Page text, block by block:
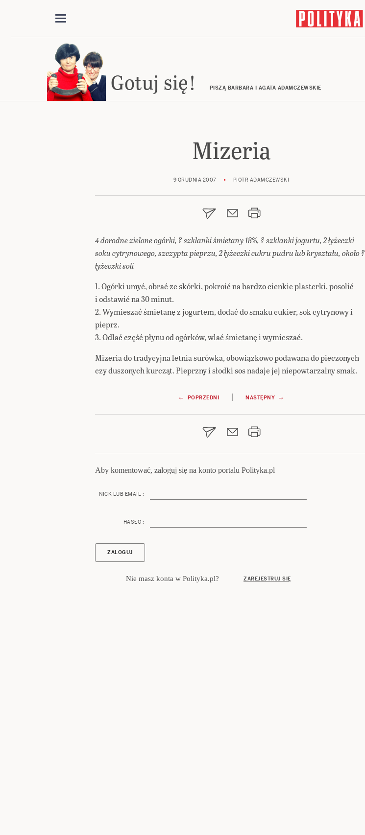
Gotuj się! PISZĄ BARBARA I AGATA ADAMCZEWSKIE
Mizeria
9 GRUDNIA 2007 PIOTR ADAMCZEWSKI
4 dorodne zielone ogórki, ? szklanki śmietany 18%, ? szklanki jogurtu, 2 łyżeczki
soku cytrynowego, szczypta pieprzu, 2 łyżeczki cukru pudru lub kryształu, około ?
łyżeczki soli
1. Ogórki umyć, obrać ze skórki, pokroić na bardzo cienkie plasterki, posolić
i odstawić na 30 minut.
2. Wymieszać śmietanę z jogurtem, dodać do smaku cukier, sok cytrynowy i
pieprz.
3. Odlać część płynu od ogórków, wlać śmietanę i wymieszać.
Mizeria do tradycyjna letnia surówka, obowiązkowo podawana do pieczonych
czy duszonych kurcząt. Pieprzny i słodki sos nadaje jej niepowtarzalny smak.
wpisu
← POPRZEDNI | NASTĘPNY →
Aby komentować, zaloguj się na konto portalu Polityka.pl
NICK LUB EMAIL :
HASŁO :
Nie masz konta w Polityka.pl? ZAREJESTRUJ SIĘ